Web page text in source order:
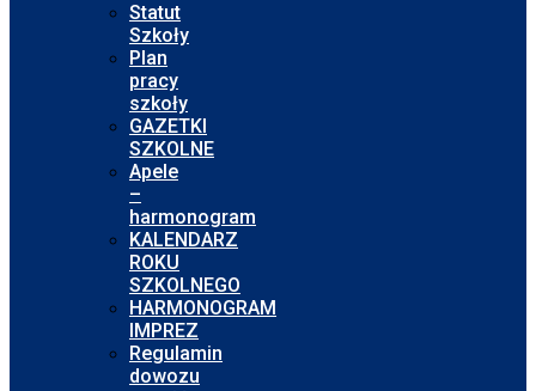
Statut
Szkoły
Plan
pracy
szkoły
GAZETKI
SZKOLNE
Apele
–
harmonogram
KALENDARZ
ROKU
SZKOLNEGO
HARMONOGRAM
IMPREZ
Regulamin
dowozu